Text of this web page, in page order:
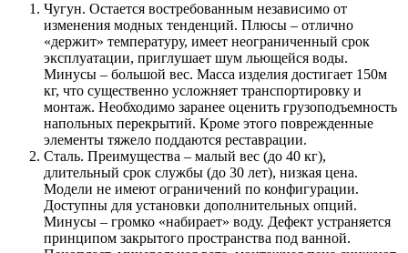
Чугун. Остается востребованным независимо от
изменения модных тенденций. Плюсы – отлично
«держит» температуру, имеет неограниченный срок
эксплуатации, приглушает шум льющейся воды.
Минусы – большой вес. Масса изделия достигает 150м
кг, что существенно усложняет транспортировку и
монтаж. Необходимо заранее оценить грузоподъемность
напольных перекрытий. Кроме этого поврежденные
элементы тяжело поддаются реставрации.
Сталь. Преимущества – малый вес (до 40 кг),
длительный срок службы (до 30 лет), низкая цена.
Модели не имеют ограничений по конфигурации.
Доступны для установки дополнительных опций.
Минусы – громко «набирает» воду. Дефект устраняется
принципом закрытого пространства под ванной.